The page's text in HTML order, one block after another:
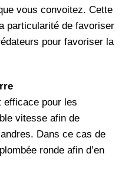
vous convoitez. Cette
particularité de favoriser
pour favoriser la
efficace pour les
vitesse afin de
Dans ce cas de
ronde afin d’en